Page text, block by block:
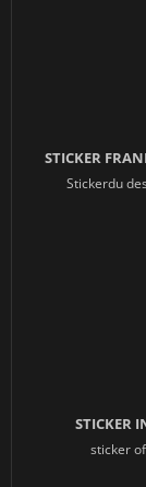
STICKER
Stickerdu
STICKER
sticker